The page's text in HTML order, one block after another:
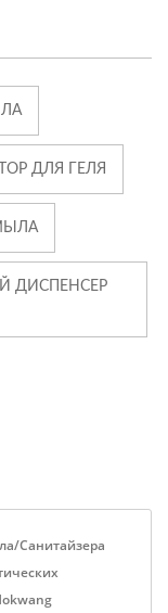
ДЛЯ ГЕЛЯ
ДИСПЕНСЕР
санитайзера